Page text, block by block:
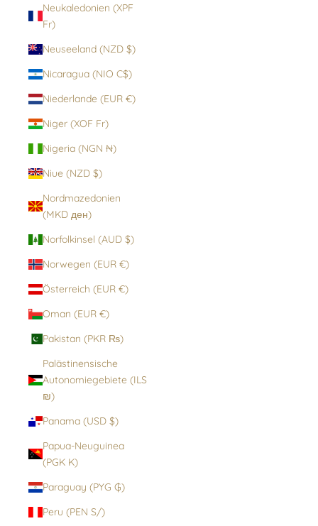
Neukaledonien (XPF
Fr)
Neuseeland (NZD $)
Nicaragua (NIO C$)
Niederlande (EUR €)
Niger (XOF Fr)
Nigeria (NGN ₦)
Niue (NZD $)
Nordmazedonien
(MKD ден)
Norfolkinsel (AUD $)
Norwegen (EUR €)
Österreich (EUR €)
Oman (EUR €)
Pakistan (PKR ₨)
Palästinensische
Autonomiegebiete (ILS
₪)
Panama (USD $)
Papua-Neuguinea
(PGK K)
Paraguay (PYG ₲)
Peru (PEN S/)